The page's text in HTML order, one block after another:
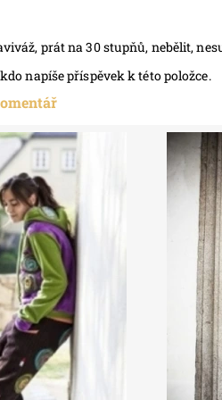
prát na 30 stupňů, nebělit,
napíše příspěvek k této položce.